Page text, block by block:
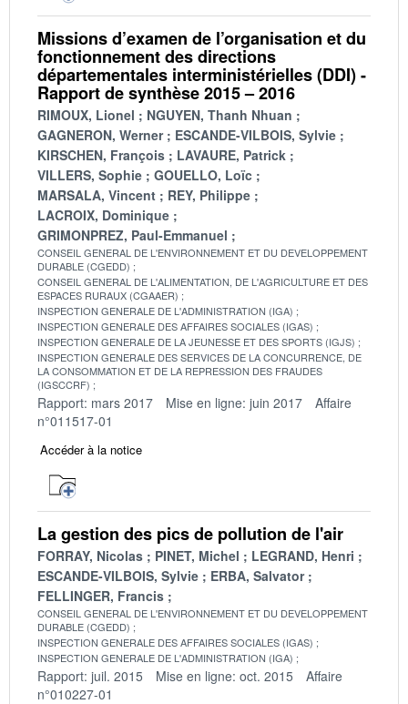
Missions d’examen de l’organisation et du
fonctionnement des directions
départementales interministérielles (DDI) -
Rapport de synthèse 2015 – 2016
RIMOUX, Lionel
NGUYEN, Thanh Nhuan
GAGNERON, Werner
ESCANDE-VILBOIS, Sylvie
KIRSCHEN, François
LAVAURE, Patrick
VILLERS, Sophie
GOUELLO, Loïc
MARSALA, Vincent
REY, Philippe
LACROIX, Dominique
GRIMONPREZ, Paul-Emmanuel
CONSEIL GENERAL DE L'ENVIRONNEMENT ET DU DEVELOPPEMENT
DURABLE (CGEDD)
CONSEIL GENERAL DE L'ALIMENTATION, DE L'AGRICULTURE ET DES
ESPACES RURAUX (CGAAER)
INSPECTION GENERALE DE L'ADMINISTRATION (IGA)
INSPECTION GENERALE DES AFFAIRES SOCIALES (IGAS)
INSPECTION GENERALE DE LA JEUNESSE ET DES SPORTS (IGJS)
INSPECTION GENERALE DES SERVICES DE LA CONCURRENCE, DE
LA CONSOMMATION ET DE LA REPRESSION DES FRAUDES
(IGSCCRF)
Rapport: mars 2017 Mise en ligne: juin 2017
Affaire
n°011517-01
Accéder à la notice
La gestion des pics de pollution de l'air
FORRAY, Nicolas PINET, Michel
LEGRAND, Henri
ESCANDE-VILBOIS, Sylvie
ERBA, Salvator
FELLINGER, Francis
CONSEIL GENERAL DE L'ENVIRONNEMENT ET DU DEVELOPPEMENT
DURABLE (CGEDD)
INSPECTION GENERALE DES AFFAIRES SOCIALES (IGAS)
INSPECTION GENERALE DE L'ADMINISTRATION (IGA)
Rapport: juil. 2015 Mise en ligne: oct. 2015
Affaire
n°010227-01